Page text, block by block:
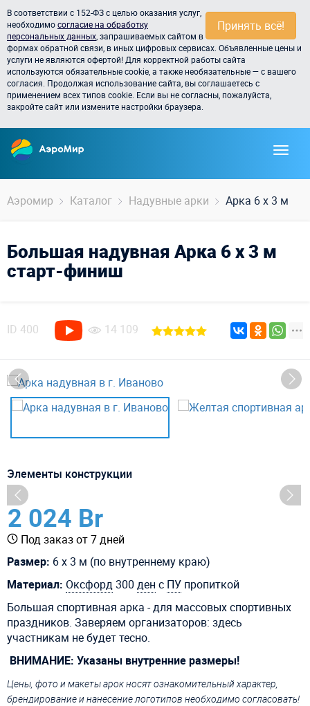
Принять всё!
В соответствии с 152-ФЗ с целью оказания услуг,
необходимосогласие на обработку
персональных данных , запрашиваемых сайтом в
формах обратной связи, в иных цифровых сервисах. Объявленные цены и
услуги не являются офертой! Для корректной работы сайта
используются обязательные cookie, а также необязательные — с вашего
согласия. Продолжая использование сайта, вы соглашаетесь с
применением всех типов cookie. Если вы не согласны, пожалуйста,
закройте сайт или измените настройки браузера.
Аэромир Каталог Надувные арки Арка 6 х 3 м
Большая надувная Арка 6 х 3 м
старт-финиш
ID 400 14 109
Элементы конструкции
2 024 Br
Под заказ от 7 дней
Размер: 6 х 3 м (по внутреннему краю)
Материал: Оксфорд300 ден с ПУ пропиткой
Большая спортивная арка - для массовых спортивных
праздников. Заверяем организаторов: здесь
участникам не будет тесно.
ВНИМАНИЕ: Указаны внутренние размеры!
Цены, фото и макеты арок носят ознакомительный характер,
брендирование и нанесение логотипов необходимо согласовать!